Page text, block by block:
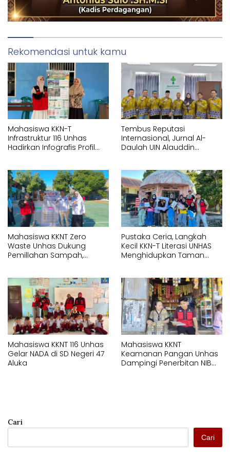
Rekomendasi untuk kamu
Mahasiswa KKN-T
Infrastruktur 116 Unhas
Hadirkan Infografis Profil
Tembus Reputasi
Internasional, Jurnal Al-
Daulah UIN Alauddin
Mahasiswa KKNT Zero
Waste Unhas Dukung
Pemillahan Sampah,
Pustaka Ceria, Langkah
Kecil KKN-T Literasi UNHAS
Menghidupkan Taman
Mahasiswa KKNT 116 Unhas
Gelar NADA di SD Negeri 47
Aluka
Mahasiswa KKNT
Keamanan Pangan Unhas
Dampingi Penerbitan NIB
Cari
Cari